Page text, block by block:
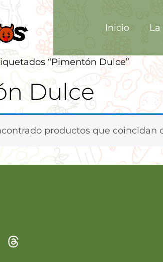
Inicio La
“Pimentón Dulce”
Dulce
productos que coincidan